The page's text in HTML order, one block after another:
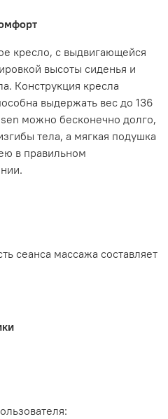
кресло, с выдвигающейся
высоты сиденья и
Конструкция кресла
выдержать вес до 136
можно бесконечно долго,
тела, а мягкая подушка
в правильном
сеанса массажа составляет